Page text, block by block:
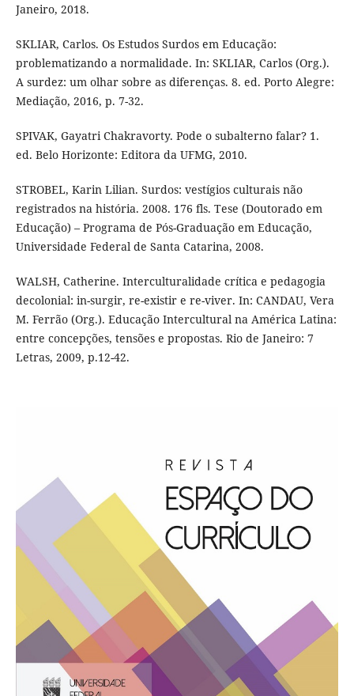
Janeiro, 2018.
SKLIAR, Carlos. Os Estudos Surdos em Educação:
problematizando a normalidade. In: SKLIAR, Carlos (Org.).
A surdez: um olhar sobre as diferenças. 8. ed. Porto Alegre:
Mediação, 2016, p. 7-32.
SPIVAK, Gayatri Chakravorty. Pode o subalterno falar? 1.
ed. Belo Horizonte: Editora da UFMG, 2010.
STROBEL, Karin Lilian. Surdos: vestígios culturais não
registrados na história. 2008. 176 fls. Tese (Doutorado em
Educação) – Programa de Pós-Graduação em Educação,
Universidade Federal de Santa Catarina, 2008.
WALSH, Catherine. Interculturalidade crítica e pedagogia
decolonial: in-surgir, re-existir e re-viver. In: CANDAU, Vera
M. Ferrão (Org.). Educação Intercultural na América Latina:
entre concepções, tensões e propostas. Rio de Janeiro: 7
Letras, 2009, p.12-42.